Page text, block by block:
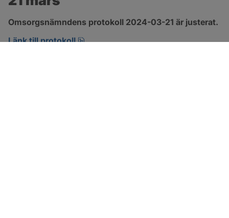
Omsorgsnämndens protokoll 2024-03-21 är justerat.
Länk till protokoll
pdf, 274.2 kB, öppnas i nytt fönster.